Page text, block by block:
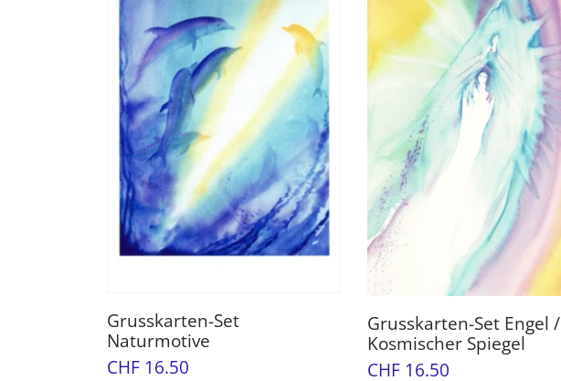
Grusskarten-Set
Naturmotive
CHF 16.50
Grusskarten-Set Engel /
Kosmischer Spiegel
CHF 16.50